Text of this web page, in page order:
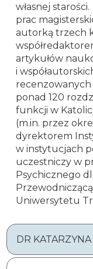
własnej
prac
autorką trzech
artykułów
i
recenzowanych
ponad 120
funkcji w
(m.in. przez
dyrektorem
w instytucjach
uczestniczy w
Psychicznego
Uniwersytetu
DR